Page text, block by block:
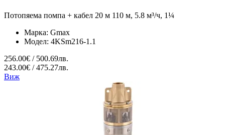
Потопяема помпа + кабел 20 м 110 м, 5.8 м³/ч, 1¼
Марка: Gmax
Модел: 4KSm216-1.1
256.00€ / 500.69лв.
243.00€ / 475.27лв.
Виж